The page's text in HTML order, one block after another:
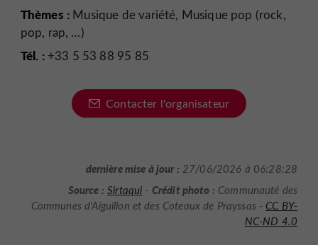
Thèmes : Musique de variété, Musique pop (rock,
pop, rap, …)
Tél. :+33 5 53 88 95 85
Contacter l'organisateur
dernière mise à jour : 27/06/2026 à 06:28:28
Source : Sirtaqui - Crédit photo : Communauté des
Communes d'Aiguillon et des Coteaux de Prayssas - CC BY-
NC-ND 4.0